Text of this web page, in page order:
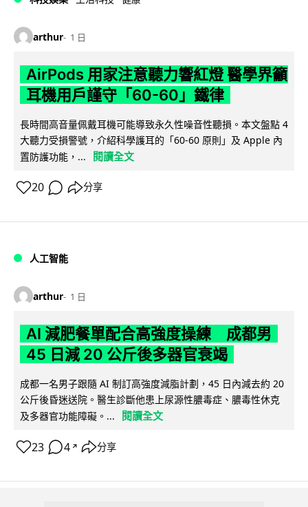
arthur 1 日
AirPods 用家注意聽力響紅燈 醫學界籲
耳機用戶謹守「60-60」鐵律
長時間高音量佩戴耳機可能導致永久性噪音性聽損。本文盤點 4
大聽力受損警號，介紹科學護耳的「60-60 原則」及 Apple 內
置防護功能，...
閱讀全文
20 分享
人工智能
arthur 1 日
AI 減肥餐單配合高強度操練 成都男
45 日減 20 公斤後多器官衰竭
成都一名男子跟隨 AI 制訂高強度減脂計劃，45 日內減去約 20
公斤後昏迷送院。醫生診斷他患上尿源性膿毒症、膿毒性休克
及多器官功能障礙。...
閱讀全文
23 4 ↗ 分享